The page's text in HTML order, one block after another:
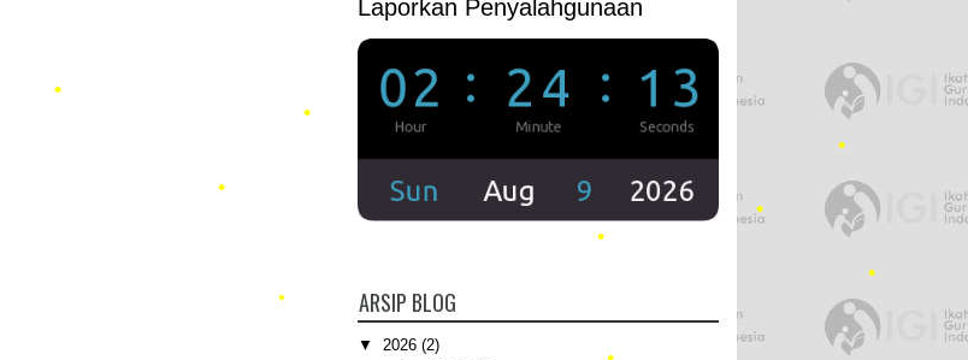
Laporkan Penyalahgunaan
ARSIP BLOG
▼ 2026 (2)
•
•
•
•